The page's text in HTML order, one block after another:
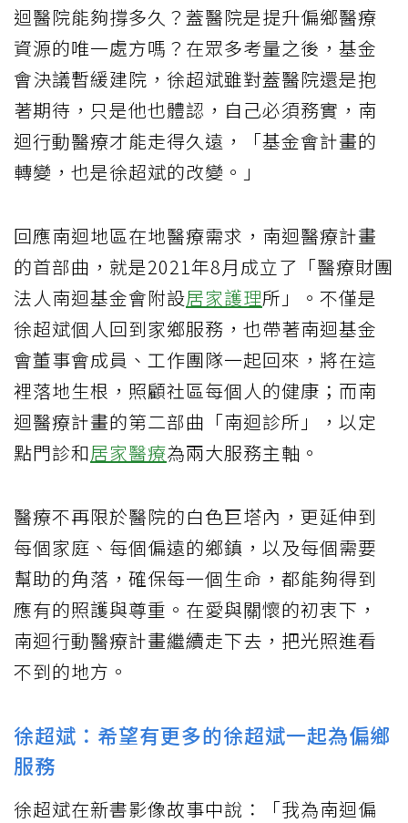
迴醫院能夠撐多久？蓋醫院是提升偏鄉醫療
資源的唯一處方嗎？在眾多考量之後，基金
會決議暫緩建院，徐超斌雖對蓋醫院還是抱
著期待，只是他也體認，自己必須務實，南
迴行動醫療才能走得久遠，「基金會計畫的
轉變，也是徐超斌的改變。」
回應南迴地區在地醫療需求，南迴醫療計畫
的首部曲，就是2021年8月成立了「醫療財團
法人南迴基金會附設居家護理所」。不僅是
徐超斌個人回到家鄉服務，也帶著南迴基金
會董事會成員、工作團隊一起回來，將在這
裡落地生根，照顧社區每個人的健康；而南
迴醫療計畫的第二部曲「南迴診所」，以定
點門診和居家醫療為兩大服務主軸。
醫療不再限於醫院的白色巨塔內，更延伸到
每個家庭、每個偏遠的鄉鎮，以及每個需要
幫助的角落，確保每一個生命，都能夠得到
應有的照護與尊重。在愛與關懷的初衷下，
南迴行動醫療計畫繼續走下去，把光照進看
不到的地方。
徐超斌：希望有更多的徐超斌一起為偏鄉
服務
徐超斌在新書影像故事中說：「我為南迴偏